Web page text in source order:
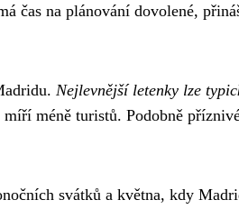
čas na plánování dovolené,
Nejlevnější letenky lze
méně turistů. Podobně
svátků a května, kdy